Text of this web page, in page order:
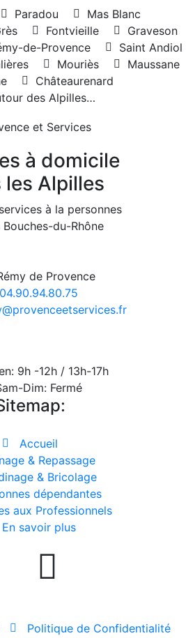
Paradou
Mas Blanc
Fontvieille
Graveson
de-Provence
Saint Andiol
Mouriès
Maussane
Châteaurenard
des Alpilles…
à domicile
les Alpilles
à la personnes
Bouches-du-Rhône
de Provence
04.90.94.80.75
9h -12h / 13h-17h
Dim: Fermé
Accueil
& Repassage
& Bricolage
dépendantes
aux Professionnels
En savoir plus
Politique de Confidentialité